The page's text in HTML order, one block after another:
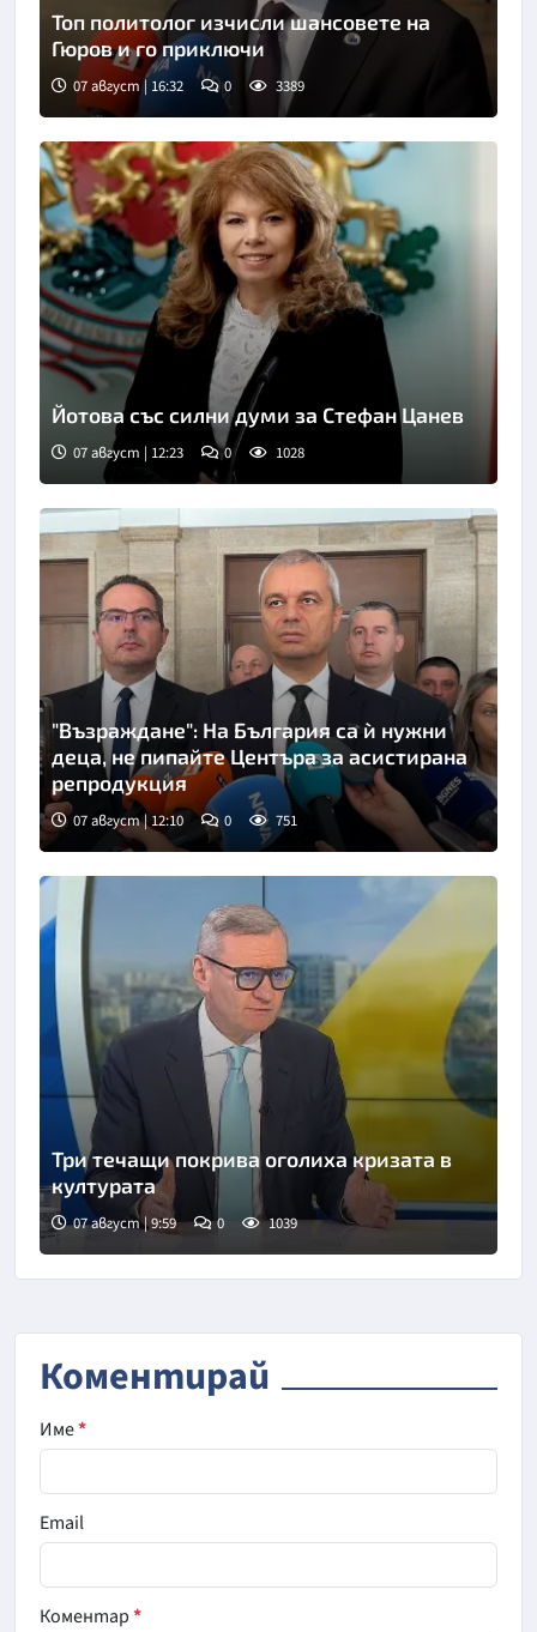
Топ политолог изчисли шансовете на
Гюров и го приключи
07 август | 16:32 0 3389
Йотова със силни думи за Стефан Цанев
07 август | 12:23 0 1028
"Възраждане": На България са ѝ нужни
деца, не пипайте Центъра за асистирана
репродукция
07 август | 12:10 0 751
Снимка: БНТ
Три течащи покрива оголиха кризата в
културата
07 август | 9:59 0 1039
Коментирай
Име*
Email
Коментар*